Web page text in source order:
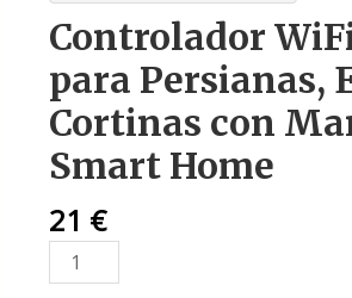
Controlador
para Persianas,
Cortinas con
Smart Home
21 €
Tuya
16A
para
Persianas,
Estores
Cortinas
con
Mando